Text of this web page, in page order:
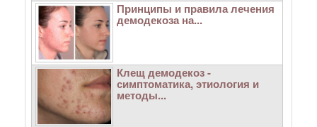
Принципы и правила лечения
демодекоза на...
Клещ демодекоз -
симптоматика, этиология и
методы...